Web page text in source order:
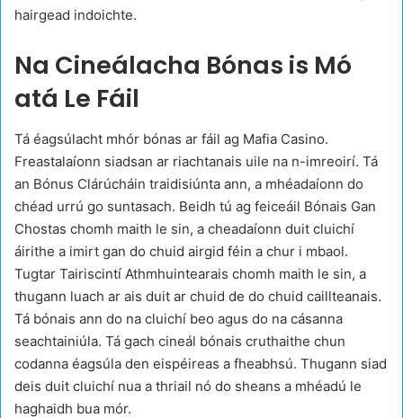
hairgead indoichte.
Na Cineálacha Bónas is Mó
atá Le Fáil
Tá éagsúlacht mhór bónas ar fáil ag Mafia Casino.
Freastalaíonn siadsan ar riachtanais uile na n-imreoirí. Tá
an Bónus Clárúcháin traidisiúnta ann, a mhéadaíonn do
chéad urrú go suntasach. Beidh tú ag feiceáil Bónais Gan
Chostas chomh maith le sin, a cheadaíonn duit cluichí
áirithe a imirt gan do chuid airgid féin a chur i mbaol.
Tugtar Tairiscintí Athmhuintearais chomh maith le sin, a
thugann luach ar ais duit ar chuid de do chuid caillteanais.
Tá bónais ann do na cluichí beo agus do na cásanna
seachtainiúla. Tá gach cineál bónais cruthaithe chun
codanna éagsúla den eispéireas a fheabhsú. Thugann siad
deis duit cluichí nua a thriail nó do sheans a mhéadú le
haghaidh bua mór.